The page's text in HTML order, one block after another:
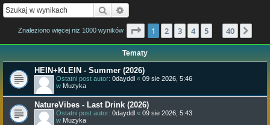
Szukaj
Znaleziono więcej niż 1000 wyników Strona z40
1 2 3 4 5 40
Tematy
HEIN+KLEIN - Summer (2026)
Ostatni post autor: 0dayddl « 09 sie 2026, 5:46
w Muzyka
NatureVibes - Last Drink (2026)
Ostatni post autor: 0dayddl « 09 sie 2026, 5:43
w Muzyka